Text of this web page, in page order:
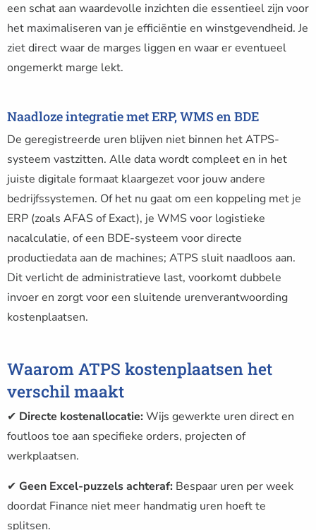
een schat aan waardevolle inzichten die essentieel zijn voor
het maximaliseren van je efficiëntie en winstgevendheid. Je
ziet direct waar de marges liggen en waar er eventueel
ongemerkt marge lekt.
Naadloze integratie met ERP, WMS en BDE
De geregistreerde uren blijven niet binnen het ATPS-
systeem vastzitten. Alle data wordt compleet en in het
juiste digitale formaat klaargezet voor jouw andere
bedrijfssystemen. Of het nu gaat om een koppeling met je
ERP (zoals AFAS of Exact), je WMS voor logistieke
nacalculatie, of een BDE-systeem voor directe
productiedata aan de machines; ATPS sluit naadloos aan.
Dit verlicht de administratieve last, voorkomt dubbele
invoer en zorgt voor een sluitende urenverantwoording
kostenplaatsen.
Waarom ATPS kostenplaatsen het
verschil maakt
✔ Directe kostenallocatie: Wijs gewerkte uren direct en
foutloos toe aan specifieke orders, projecten of
werkplaatsen.
✔ Geen Excel-puzzels achteraf: Bespaar uren per week
doordat Finance niet meer handmatig uren hoeft te
splitsen.